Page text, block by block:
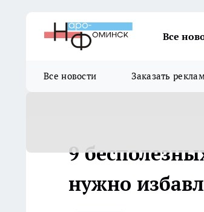
Все
Все новости Заказать
9
нужно